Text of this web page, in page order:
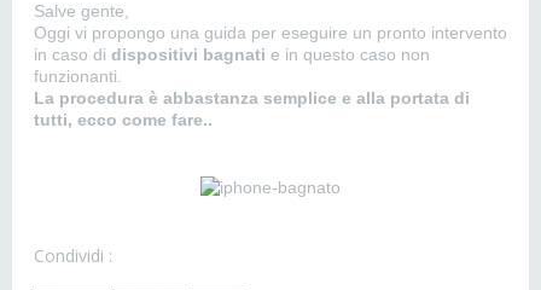
Salve gente,
Oggi vi propongo una guida per eseguire un pronto intervento
in caso di dispositivi bagnati e in questo caso non
funzionanti.
La procedura è abbastanza semplice e alla portata di
tutti, ecco come fare..
Condividi :